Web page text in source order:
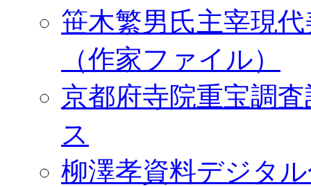
笹木繁男氏主宰現
（作家ファイル）
京都府寺院重宝調
ス
柳澤孝資料デジタ